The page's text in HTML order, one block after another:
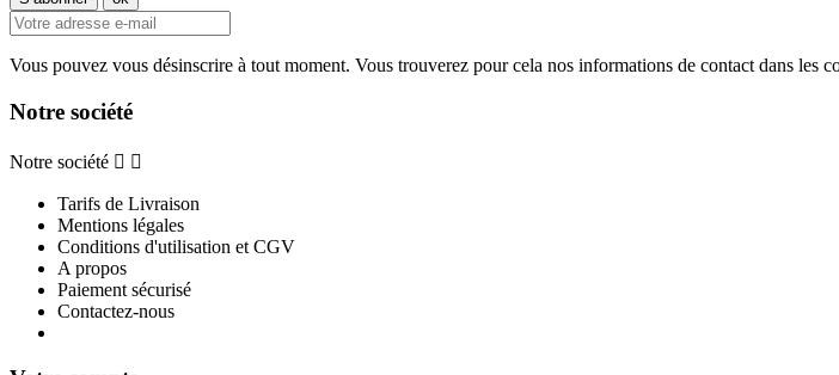
Vous pouvez vous désinscrire à tout moment. Vous trouverez pour cela nos informations de contact dans les
Notre société
Notre société  
Tarifs de Livraison
Mentions légales
Conditions d'utilisation et CGV
A propos
Paiement sécurisé
Contactez-nous